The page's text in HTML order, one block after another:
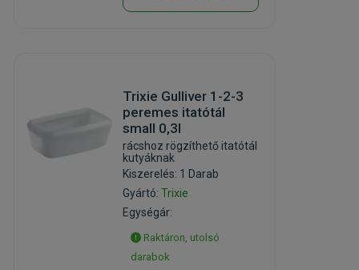
Trixie Gulliver 1-2-3
peremes itatótál
small 0,3l
rácshoz rögzíthető itatótál
kutyáknak
Kiszerelés: 1 Darab
Gyártó:Trixie
Egységár:
Raktáron, utolsó
darabok